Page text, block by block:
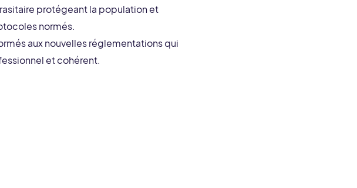
protégeant la population et
normés.
aux nouvelles réglementations qui
et cohérent.